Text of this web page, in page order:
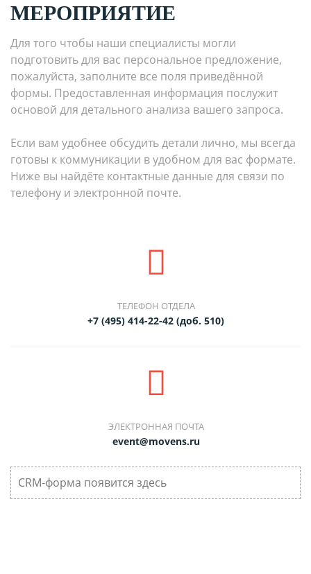
CRM-форма появится здесь
МЕРОПРИЯТИЕ
Для того чтобы наши специалисты могли
подготовить для вас персональное предложение,
пожалуйста, заполните все поля приведённой
формы. Предоставленная информация послужит
основой для детального анализа вашего запроса.
Если вам удобнее обсудить детали лично, мы всегда
готовы к коммуникации в удобном для вас формате.
Ниже вы найдёте контактные данные для связи по
телефону и электронной почте.
ТЕЛЕФОН ОТДЕЛА
+7 (495) 414-22-42 (доб. 510)
ЭЛЕКТРОННАЯ ПОЧТА
event@movens.ru